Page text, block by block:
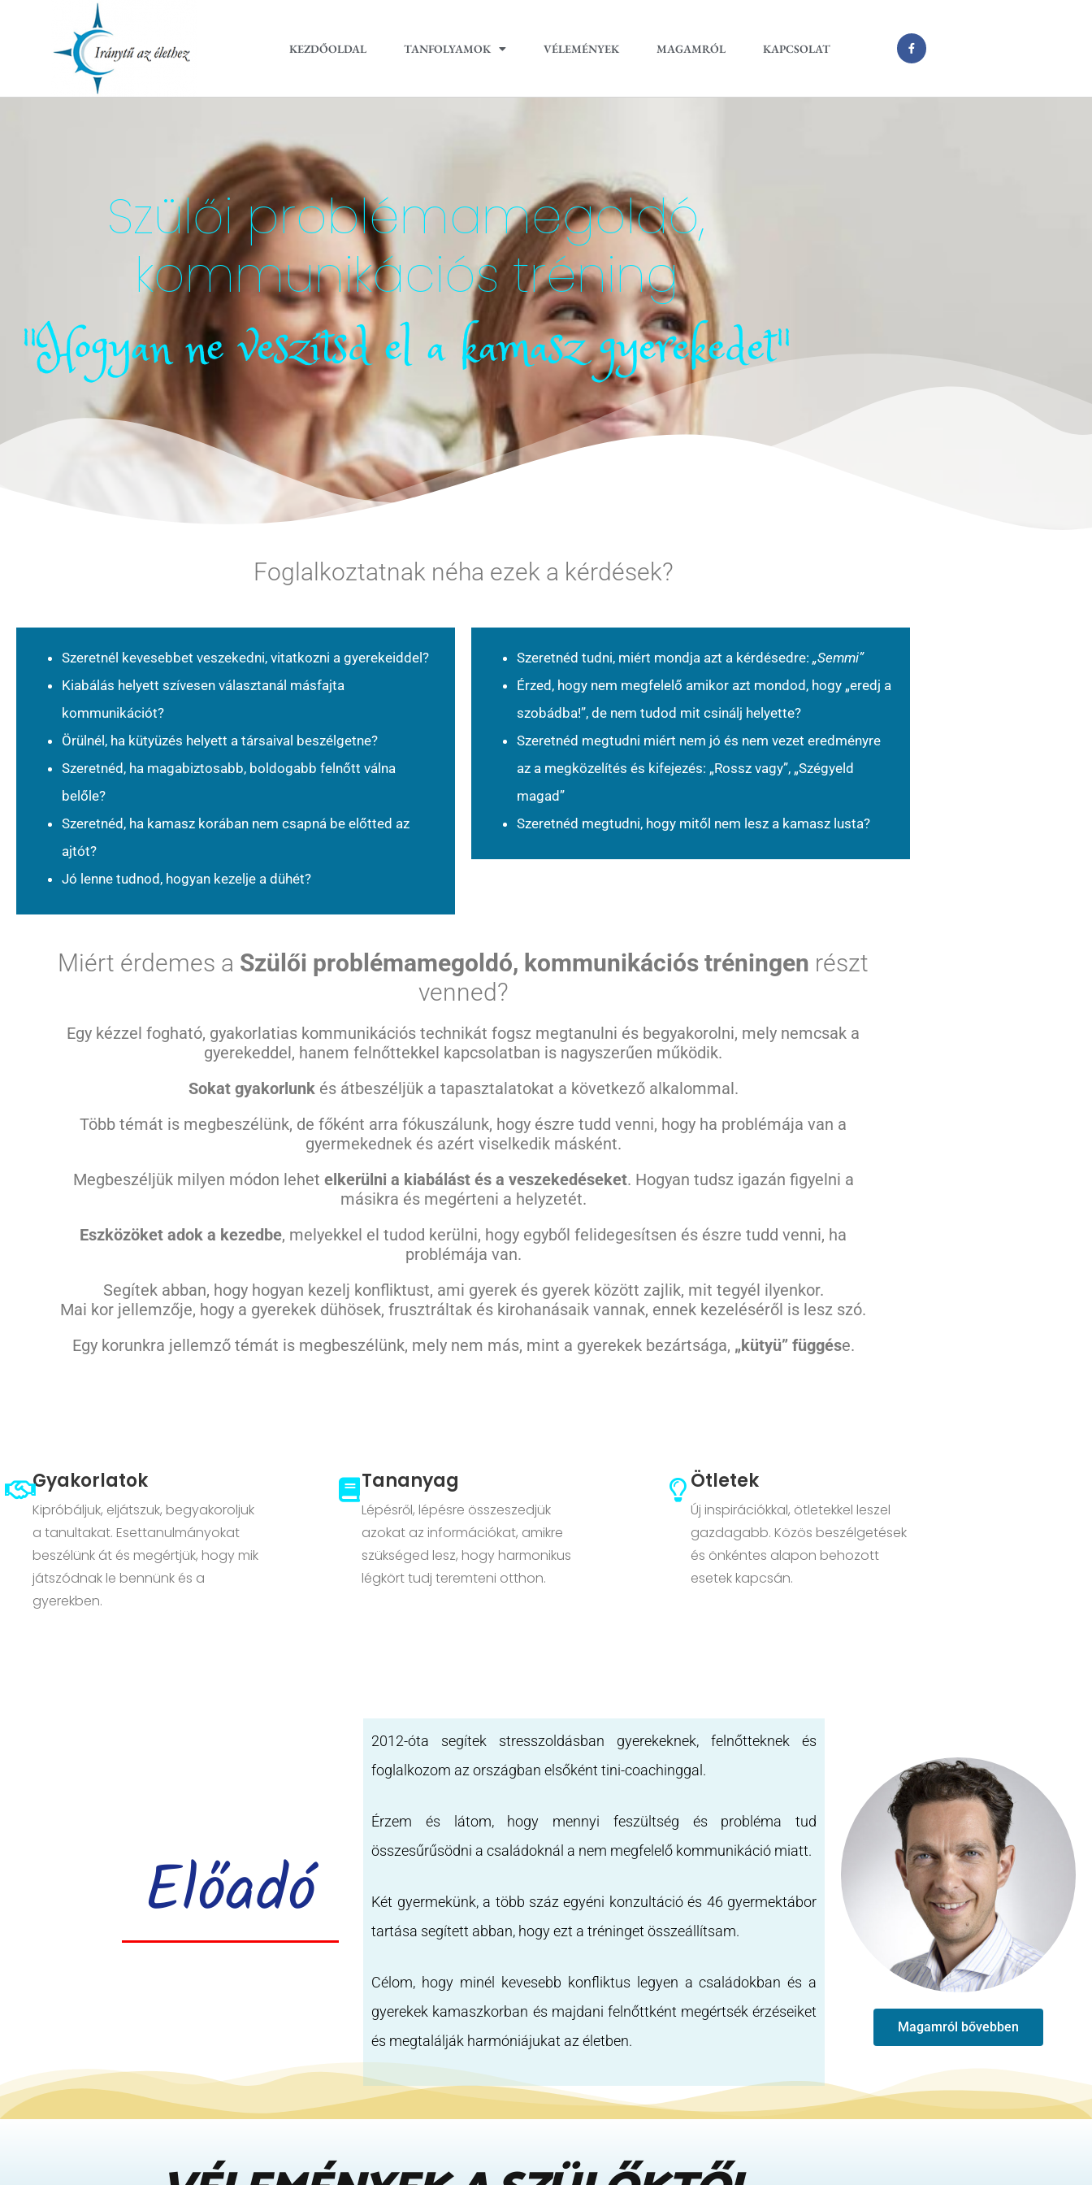
KEZDŐOLDAL TANFOLYAMOK VÉLEMÉNYEK MAGAMRÓL KAPCSOLAT
Szülői problémamegoldó,
kommunikációs tréning
"Hogyan ne veszítsd el a kamasz gyerekedet"
Foglalkoztatnak néha ezek a kérdések?
Szeretnél kevesebbet veszekedni, vitatkozni a gyerekeiddel?
Kiabálás helyett szívesen választanál másfajta
kommunikációt?
Örülnél, ha kütyüzés helyett a társaival beszélgetne?
Szeretnéd, ha magabiztosabb, boldogabb felnőtt válna
belőle?
Szeretnéd, ha kamasz korában nem csapná be előtted az
ajtót?
Jó lenne tudnod, hogyan kezelje a dühét?
Szeretnéd tudni, miért mondja azt a kérdésedre: „Semmi”
Érzed, hogy nem megfelelő amikor azt mondod, hogy „eredj a
szobádba!”, de nem tudod mit csinálj helyette?
Szeretnéd megtudni miért nem jó és nem vezet eredményre
az a megközelítés és kifejezés: „Rossz vagy”, „Szégyeld
magad”
Szeretnéd megtudni, hogy mitől nem lesz a kamasz lusta?
Miért érdemes a Szülői problémamegoldó, kommunikációs tréningen részt
venned?
Egy kézzel fogható, gyakorlatias kommunikációs technikát fogsz megtanulni és begyakorolni, mely nemcsak a
gyerekeddel, hanem felnőttekkel kapcsolatban is nagyszerűen működik.
Sokat gyakorlunkés átbeszéljük a tapasztalatokat a következő alkalommal.
Több témát is megbeszélünk, de főként arra fókuszálunk, hogy észre tudd venni, hogy ha problémája van a
gyermekednek és azért viselkedik másként.
Megbeszéljük milyen módon lehet elkerülni a kiabálást és a veszekedéseket. Hogyan tudsz igazán figyelni a
másikra és megérteni a helyzetét.
Eszközöket adok a kezedbe, melyekkel el tudod kerülni, hogy egyből felidegesítsen és észre tudd venni, ha
problémája van.
Segítek abban, hogy hogyan kezelj konfliktust, ami gyerek és gyerek között zajlik, mit tegyél ilyenkor.
Mai kor jellemzője, hogy a gyerekek dühösek, frusztráltak és kirohanásaik vannak, ennek kezeléséről is lesz szó.
Egy korunkra jellemző témát is megbeszélünk, mely nem más, mint a gyerekek bezártsága, „kütyü” függése.
Gyakorlatok
Kipróbáljuk, eljátszuk, begyakoroljuk
a tanultakat. Esettanulmányokat
beszélünk át és megértjük, hogy mik
játszódnak le bennünk és a
gyerekben.
Tananyag
Lépésről, lépésre összeszedjük
azokat az információkat, amikre
szükséged lesz, hogy harmonikus
légkört tudj teremteni otthon.
Ötletek
Új inspirációkkal, ötletekkel leszel
gazdagabb. Közös beszélgetések
és önkéntes alapon behozott
esetek kapcsán.
Előadó
2012-óta segítek stresszoldásban gyerekeknek, felnőtteknek és
foglalkozom az országban elsőként tini-coachinggal.
Érzem és látom, hogy mennyi feszültség és probléma tud
összesűrűsödni a családoknál a nem megfelelő kommunikáció miatt.
Két gyermekünk, a több száz egyéni konzultáció és 46 gyermektábor
tartása segített abban, hogy ezt a tréninget összeállítsam.
Célom, hogy minél kevesebb konfliktus legyen a családokban és a
gyerekek kamaszkorban és majdani felnőttként megértsék érzéseiket
és megtalálják harmóniájukat az életben.
Magamról bővebben